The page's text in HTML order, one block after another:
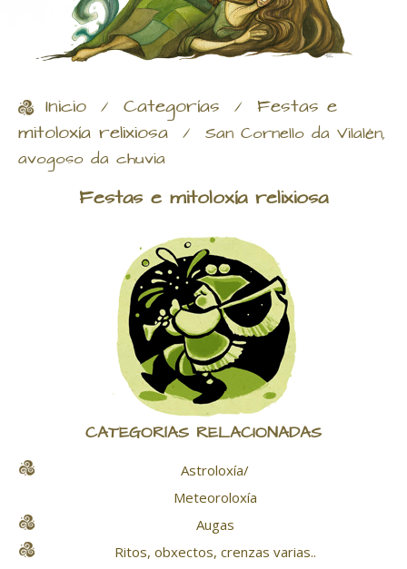
Inicio / Categorías / Festas e
mitoloxía relixiosa / San Cornello da Vilalén,
avogoso da chuvia
Festas e mitoloxía relixiosa
CATEGORÍAS RELACIONADAS
Astroloxía/
Meteoroloxía
Augas
Ritos, obxectos, crenzas varias..